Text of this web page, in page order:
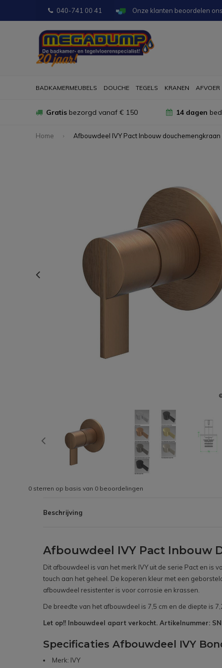
040-741 00 41 Onze klanten beoordelen
BADKAMERMEUBELS DOUCHE TEGELS KRANEN AFVOER
Gratis bezorgd vanaf € 150 14 dagen
Home Afbouwdeel IVY Pact Inbouw
0 sterren op basis van 0 beoordelingen
Beschrijving
Afbouwdeel IVY Pact Inbouw
Dit afbouwdeel is van het merk IVY uit de serie Pact en
touch aan het geheel. De koperen kleur met een
afbouwdeel resistenter is voor corrosie en krassen.
De breedte van het afbouwdeel is 7,5 cm en de diepte is
Let op!! Inbouwdeel apart verkocht. Artikelnummer:
Specificaties Afbouwdeel IVY
Merk: IVY